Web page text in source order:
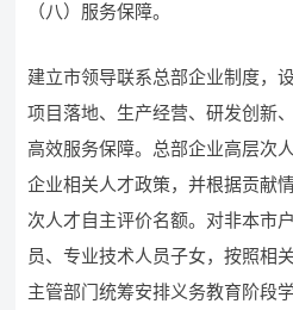
（八）服务保障。
建立市领导联系总部企业制度，
项目落地、生产经营、研发创新
高效服务保障。总部企业高层次
企业相关人才政策，并根据贡献
次人才自主评价名额。对非本市
员、专业技术人员子女，按照相
主管部门统筹安排义务教育阶段